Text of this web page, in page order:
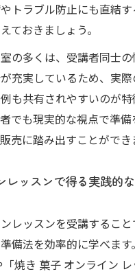
トラブル防止にも直結す
ておきましょう。
の多くは、受講者同士
充実しているため、実
も共有されやすいのが特
でも現実的な視点で準備
売に踏み出すことができ
レッスンで得る実践的
レッスンを受講するこ
備法を効率的に学べます
焼き 菓子 オンライン レ